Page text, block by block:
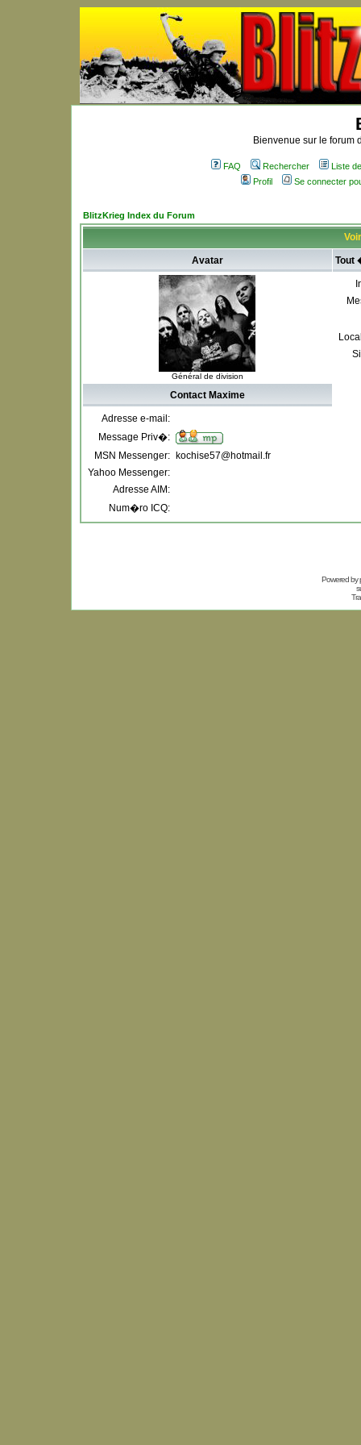
Bienvenue sur le forum
FAQ Rechercher
Liste
Profil
Se connecter
BlitzKrieg Index du Forum
Avatar Tout
Général de division
Contact Maxime
Adresse e-mail:
Message Priv�:
MSN Messenger: kochise57@hotmail.fr
Yahoo Messenger:
Adresse AIM:
Num�ro ICQ:
Powered by